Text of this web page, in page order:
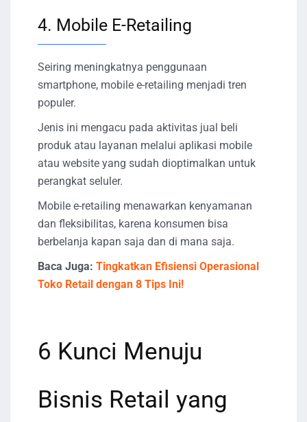
4. Mobile E-Retailing
Seiring meningkatnya penggunaan
smartphone, mobile e-retailing menjadi tren
populer.
Jenis ini mengacu pada aktivitas jual beli
produk atau layanan melalui aplikasi mobile
atau website yang sudah dioptimalkan untuk
perangkat seluler.
Mobile e-retailing menawarkan kenyamanan
dan fleksibilitas, karena konsumen bisa
berbelanja kapan saja dan di mana saja.
Baca Juga: Tingkatkan Efisiensi Operasional
Toko Retail dengan 8 Tips Ini!
6 Kunci Menuju
Bisnis Retail yang